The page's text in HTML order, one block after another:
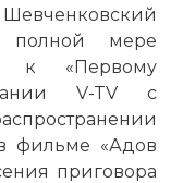
мере
к «Первому
V-TV с
фильме «Адов
приговора